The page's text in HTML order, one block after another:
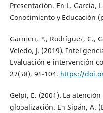
Presentación. En L. García,
Conocimiento y Educación
Garmen, P., Rodríguez, C.,
Veledo, J. (2019).
Evaluación e intervención
27(58), 95-104. https://
Gelpi, E. (2001). La
globalización. En Sipán, A.